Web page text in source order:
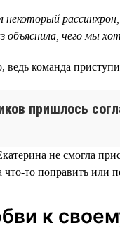
объяснила, чего мы
команда
пришлось
не смогла
то поправить или
к